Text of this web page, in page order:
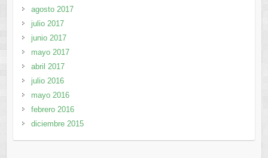
agosto 2017
julio 2017
junio 2017
mayo 2017
abril 2017
julio 2016
mayo 2016
febrero 2016
diciembre 2015